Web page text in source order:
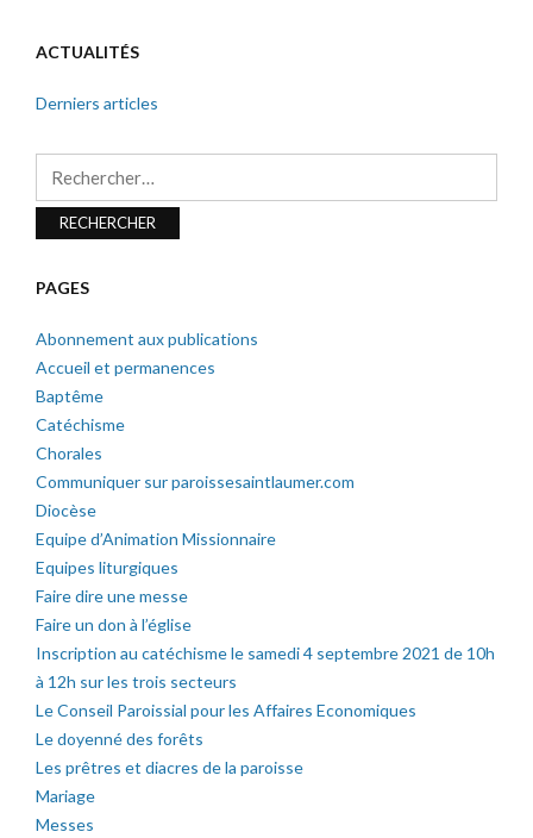
ACTUALITÉS
Derniers articles
PAGES
Abonnement aux publications
Accueil et permanences
Baptême
Catéchisme
Chorales
Communiquer sur paroissesaintlaumer.com
Diocèse
Equipe d’Animation Missionnaire
Equipes liturgiques
Faire dire une messe
Faire un don à l’église
Inscription au catéchisme le samedi 4 septembre 2021 de 10h
à 12h sur les trois secteurs
Le Conseil Paroissial pour les Affaires Economiques
Le doyenné des forêts
Les prêtres et diacres de la paroisse
Mariage
Messes